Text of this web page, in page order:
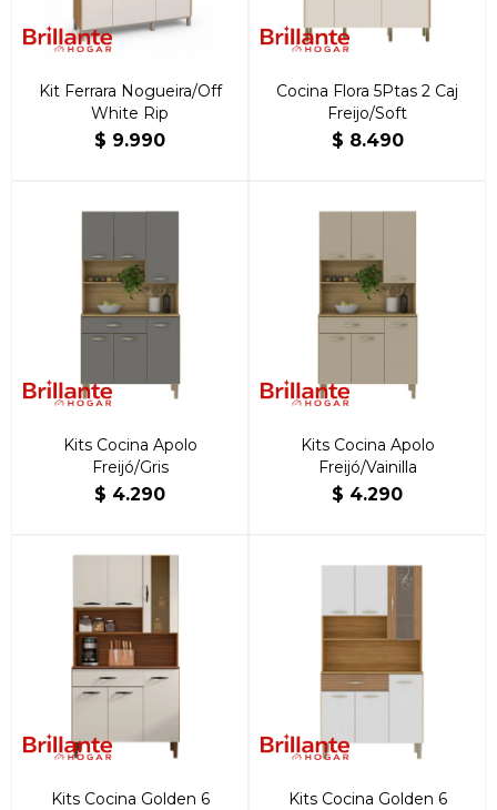
Kit Ferrara Nogueira/Off
White Rip
$ 9.990
Cocina Flora 5Ptas 2 Caj
Freijo/Soft
$ 8.490
Kits Cocina Apolo
Freijó/Gris
$ 4.290
Kits Cocina Apolo
Freijó/Vainilla
$ 4.290
Kits Cocina Golden 6
Kits Cocina Golden 6